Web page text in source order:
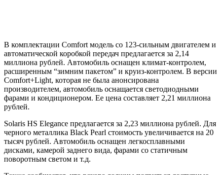
В комплектации Comfort модель со 123-сильным двигателем и
автоматической коробкой передач предлагается за 2,14
миллиона рублей. Автомобиль оснащен климат-контролем,
расширенным “зимним пакетом” и круиз-контролем. В версии
Comfort+Light, которая не была анонсирована
производителем, автомобиль оснащается светодиодными
фарами и кондиционером. Ее цена составляет 2,21 миллиона
рублей.
Solaris HS Elegance предлагается за 2,23 миллиона рублей. Для
черного металлика Black Pearl стоимость увеличивается на 20
тысяч рублей. Автомобиль оснащен легкосплавными
дисками, камерой заднего вида, фарами со статичным
поворотным светом и т.д.